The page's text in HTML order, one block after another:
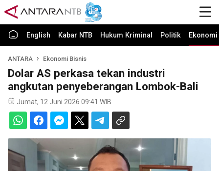
English Kabar NTB Hukum Kriminal Politik
ANTARA Ekonomi Bisnis
Dolar AS perkasa tekan industri
angkutan penyeberangan Lombok-Bali
Jumat, 12 Juni 2026 09:41 WIB